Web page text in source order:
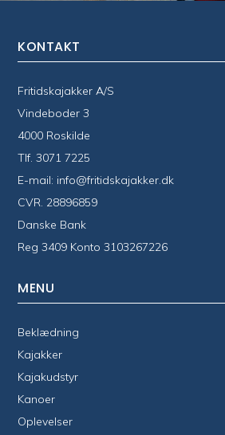
KONTAKT
Fritidskajakker A/S
Vindeboder 3
4000 Roskilde
Tlf.3071 7225
E-mail: info@fritidskajakker.dk
CVR. 28896859
Danske Bank
Reg 3409 Konto 3103267226
MENU
Beklædning
Kajakker
Kajakudstyr
Kanoer
Oplevelser